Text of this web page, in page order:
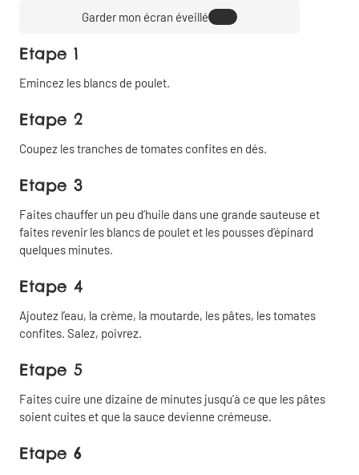
Copier
le lien
Partager
Partager
sur
Garder mon écran éveillé
Etape 1
Emincez les blancs de poulet.
Etape 2
Coupez les tranches de tomates confites en dés.
Etape 3
Faites chauffer un peu d’huile dans une grande sauteuse et
faites revenir les blancs de poulet et les pousses d’épinard
quelques minutes.
Etape 4
Ajoutez l’eau, la crème, la moutarde, les pâtes, les tomates
confites. Salez, poivrez.
Etape 5
Faites cuire une dizaine de minutes jusqu’à ce que les pâtes
soient cuites et que la sauce devienne crémeuse.
Etape 6